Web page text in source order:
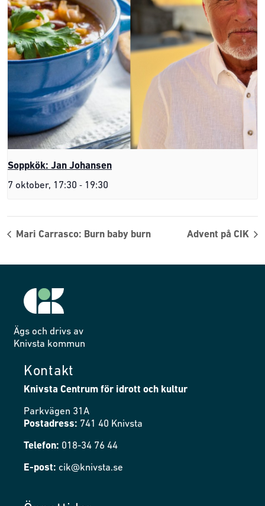
Soppkök: Jan Johansen
7 oktober, 17:30 - 19:30
Mari Carrasco: Burn baby burn Advent på CIK
Ägs och drivs av
Knivsta kommun
Kontakt
Knivsta Centrum för idrott och kultur
Parkvägen 31A
Postadress: 741 40 Knivsta
Telefon: 018-34 76 44
E-post: cik@knivsta.se